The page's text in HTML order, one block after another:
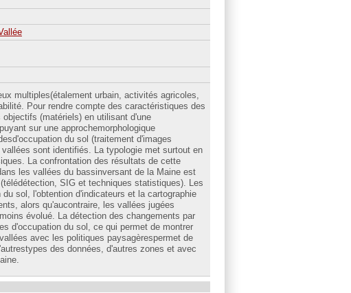
multiples(étalement urbain, activités agricoles,
Pour rendre compte des caractéristiques des
(matériels) en utilisant d'une
sur une approchemorphologique
du sol (traitement d'images
sont identifiés. La typologie met surtout en
La confrontation des résultats de cette
les vallées du bassinversant de la Maine est
SIG et techniques statistiques). Les
sol, l'obtention d'indicateurs et la cartographie
alors qu'aucontraire, les vallées jugées
évolué. La détection des changements par
d'occupation du sol, ce qui permet de montrer
avec les politiques paysagèrespermet de
des données, d'autres zones et avec